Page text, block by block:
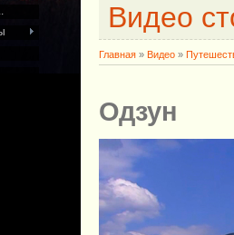
Видео
Главная » Видео »
Одзун